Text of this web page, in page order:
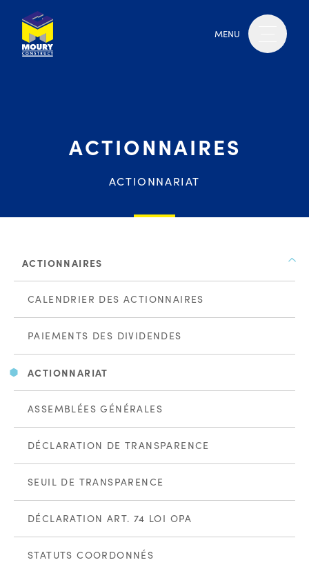
MENU
ACTIONNAIRES
ACTIONNARIAT
ACTIONNAIRES
CALENDRIER DES ACTIONNAIRES
PAIEMENTS DES DIVIDENDES
ACTIONNARIAT
ASSEMBLÉES GÉNÉRALES
DÉCLARATION DE TRANSPARENCE
SEUIL DE TRANSPARENCE
DÉCLARATION ART. 74 LOI OPA
STATUTS COORDONNÉS